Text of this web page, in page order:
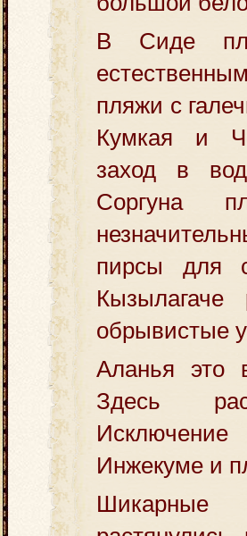
В Сиде
пляжи с
Кумкая и
заход в
Соргуна
пирсы для
обрывистые
Аланья это
Здесь
Инжекуме и
Шикарные